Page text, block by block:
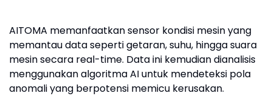
AITOMA memanfaatkan sensor kondisi mesin yang
memantau data seperti getaran, suhu, hingga suara
mesin secara real-time. Data ini kemudian dianalisis
menggunakan algoritma AI untuk mendeteksi pola
anomali yang berpotensi memicu kerusakan.